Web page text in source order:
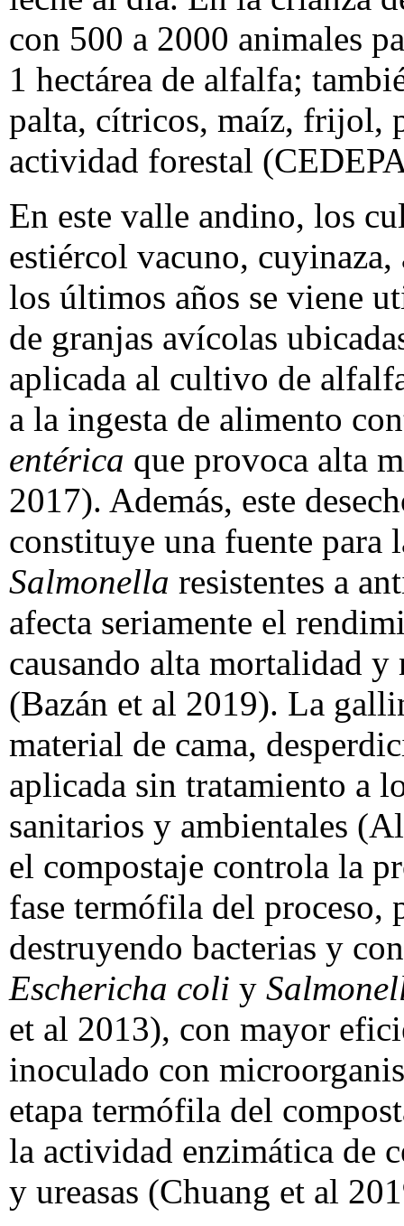
con 500 a 2000 animales
1 hectárea de alfalfa;
palta, cítricos, maíz, frijol,
actividad forestal
En este valle andino, los
estiércol vacuno,
los últimos años se viene
de granjas avícolas
aplicada al cultivo de
a la ingesta de alimento
entérica que provoca alta
2017). Además, este
constituye una fuente para
Salmonella resistentes a
afecta seriamente el
causando alta mortalidad
(Bazán et al 2019). La
material de cama,
aplicada sin tratamiento a
sanitarios y ambientales
el compostaje controla la
fase termófila del proceso,
destruyendo bacterias y
Eschericha coli y
et al 2013), con mayor
inoculado con
etapa termófila del
la actividad enzimática de
y ureasas (Chuang et al